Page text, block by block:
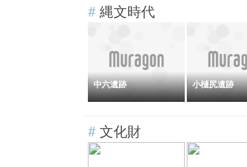
# 縄文時代
中六遺跡 小樋尻遺跡
# 文化財